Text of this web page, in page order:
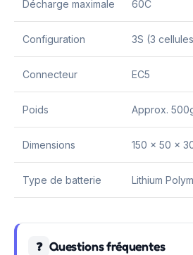
Décharge maximale 60C
Configuration 3S (3
Connecteur EC5
Poids Approx.
Dimensions 150 x 50 x
Type de batterie Lithium
❓ Questions fréquentes